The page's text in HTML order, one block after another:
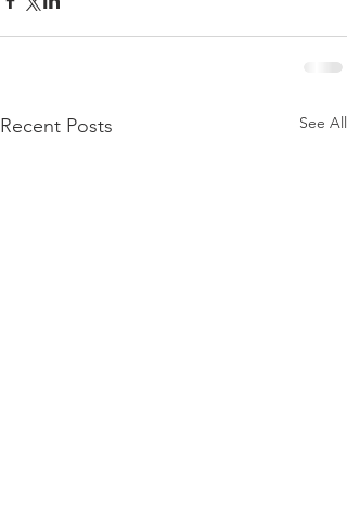
Recent Posts See All